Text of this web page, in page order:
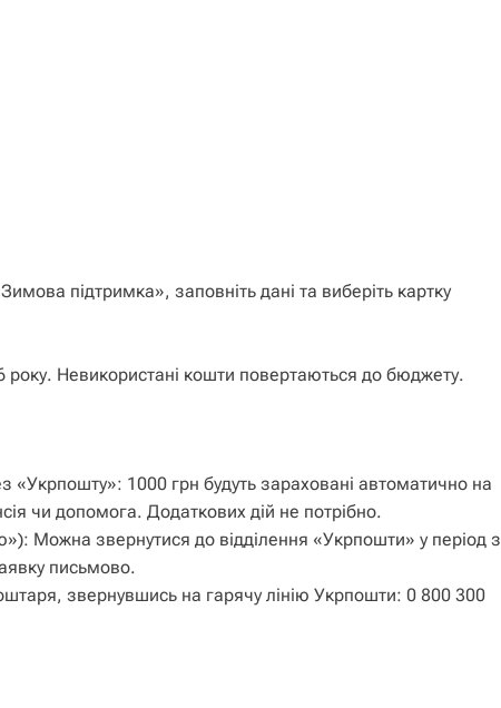
підтримка», заповніть дані та виберіть картку
Невикористані кошти повертаються до бюджету.
«Укрпошту»: 1000 грн будуть зараховані автоматично на
чи допомога. Додаткових дій не потрібно.
Можна звернутися до відділення «Укрпошти» у період з
письмово.
звернувшись на гарячу лінію Укрпошти: 0 800 300